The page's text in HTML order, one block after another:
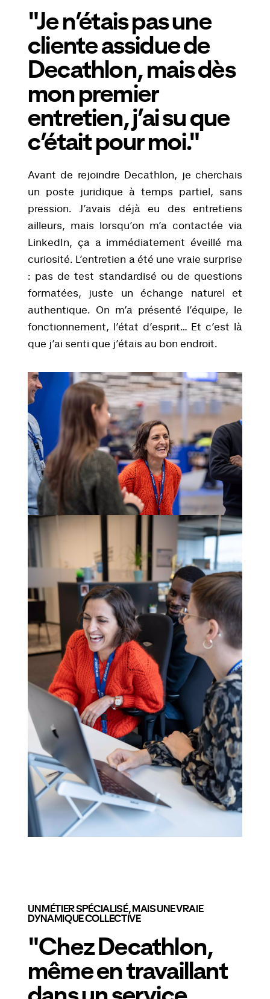
"Je n’étais pas une
cliente assidue de
Decathlon, mais dès
mon premier
entretien, j’ai su que
c’était pour moi."
Avant de rejoindre Decathlon, je cherchais
un poste juridique à temps partiel, sans
pression. J’avais déjà eu des entretiens
ailleurs, mais lorsqu’on m’a contactée via
LinkedIn, ça a immédiatement éveillé ma
curiosité. L’entretien a été une vraie surprise
: pas de test standardisé ou de questions
formatées, juste un échange naturel et
authentique. On m’a présenté l’équipe, le
fonctionnement, l’état d’esprit… Et c’est là
que j’ai senti que j’étais au bon endroit.
UN MÉTIER SPÉCIALISÉ, MAIS UNE VRAIE
DYNAMIQUE COLLECTIVE
"Chez Decathlon,
même en travaillant